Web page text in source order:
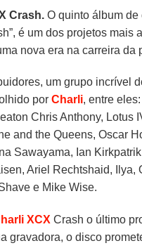
Crash. O quinto álbum de
é um dos projetos mais
nova era na carreira da
um grupo incrível
por Charli, entre
Chris Anthony, Lotus
and the Queens, Oscar
Sawayama, Ian
Ariel Rechtshaid, Ilya,
e Mike Wise.
XCX Crash o último
gravadora, o disco